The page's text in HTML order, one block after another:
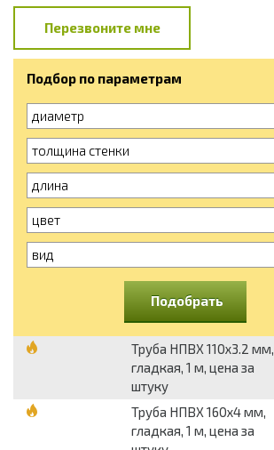
Перезвоните мне
Подбор по параметрам
диаметр
толщина стенки
длина
цвет
вид
Подобрать
Труба НПВХ 110х3.2 мм,
гладкая, 1 м, цена за
штуку
Труба НПВХ 160х4 мм,
гладкая, 1 м, цена за